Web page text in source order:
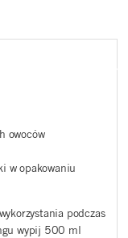
owoców
w opakowaniu
podczas
wypij 500 ml